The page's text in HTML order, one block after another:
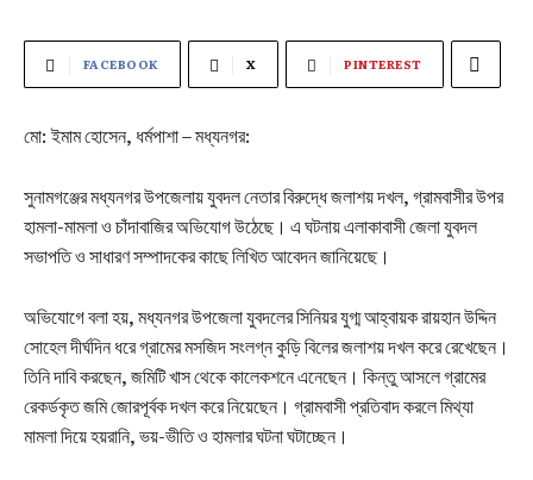
FACEBOOK X PINTEREST
মো: ইমাম হোসেন, ধর্মপাশা – মধ্যনগর:
সুনামগঞ্জের মধ্যনগর উপজেলায় যুবদল নেতার বিরুদ্ধে জলাশয় দখল, গ্রামবাসীর উপর
হামলা-মামলা ও চাঁদাবাজির অভিযোগ উঠেছে। এ ঘটনায় এলাকাবাসী জেলা যুবদল
সভাপতি ও সাধারণ সম্পাদকের কাছে লিখিত আবেদন জানিয়েছে।
অভিযোগে বলা হয়, মধ্যনগর উপজেলা যুবদলের সিনিয়র যুগ্ম আহ্বায়ক রায়হান উদ্দিন
সোহেল দীর্ঘদিন ধরে গ্রামের মসজিদ সংলগ্ন কুড়ি বিলের জলাশয় দখল করে রেখেছেন।
তিনি দাবি করছেন, জমিটি খাস থেকে কালেকশনে এনেছেন। কিন্তু আসলে গ্রামের
রেকর্ডকৃত জমি জোরপূর্বক দখল করে নিয়েছেন। গ্রামবাসী প্রতিবাদ করলে মিথ্যা
মামলা দিয়ে হয়রানি, ভয়-ভীতি ও হামলার ঘটনা ঘটাচ্ছেন।